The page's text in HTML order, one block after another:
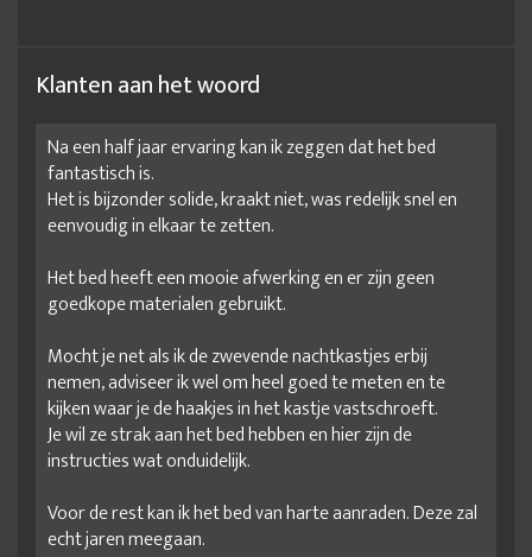
Klanten aan het woord
Na een half jaar ervaring kan ik zeggen dat het bed
fantastisch is.
Het is bijzonder solide, kraakt niet, was redelijk snel en
eenvoudig in elkaar te zetten.
Het bed heeft een mooie afwerking en er zijn geen
goedkope materialen gebruikt.
Mocht je net als ik de zwevende nachtkastjes erbij
nemen, adviseer ik wel om heel goed te meten en te
kijken waar je de haakjes in het kastje vastschroeft.
Je wil ze strak aan het bed hebben en hier zijn de
instructies wat onduidelijk.
Voor de rest kan ik het bed van harte aanraden. Deze zal
echt jaren meegaan.